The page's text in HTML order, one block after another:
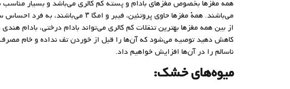
همه مغزها بخصوص مغزهای بادام و پسته کم کالری می‌باشد و بسیار مناسب
می‌باشند. همۀ مغزها حاوی پروتئین، فیبر
از بین همه مغزها بهترین تنقلات کم کالری می‌تواند بادام درختی، بادام
کاهش دهید توصیه می‌شود که آن‌ها را قبل از خوردن تف نداده و خام مصرف
ناسالم را در آن‌ها افزایش خواهیم داد.
میوه‌های خشک: